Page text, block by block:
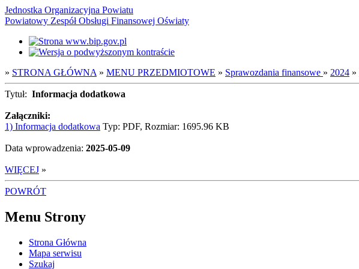
Jednostka Organizacyjna Powiatu
Powiatowy Zespół Obsługi Finansowej Oświaty
» STRONA GŁÓWNA » MENU PRZEDMIOTOWE » Sprawozdania finansowe » 2024 »
Tytuł: Informacja dodatkowa
Załączniki:
1) Informacja dodatkowa Typ: PDF, Rozmiar: 1695.96 KB
Data wprowadzenia: 2025-05-09
WIĘCEJ »
POWRÓT
Menu Strony
Strona Główna
Mapa serwisu
Szukaj